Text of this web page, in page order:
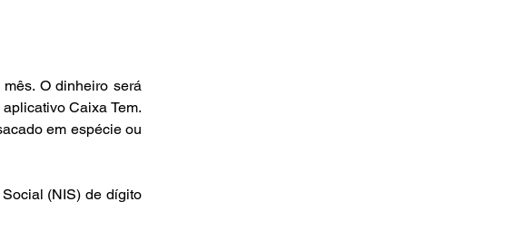
O dinheiro será
Caixa Tem.
em espécie ou
(NIS) de dígito